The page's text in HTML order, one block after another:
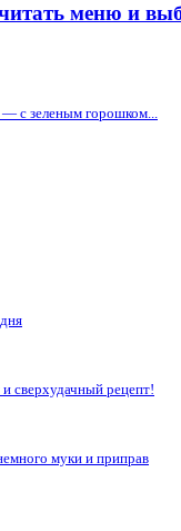
меню и
с зеленым горошком...
сверхудачный рецепт!
муки и приправ